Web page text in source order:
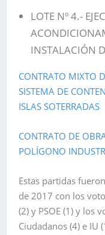
LOTE Nº 4.-
INSTALACIÓN
CONTRATO MIXTO
SISTEMA DE
ISLAS SOTERRADAS
CONTRATO DE
POLÍGONO
Estas partidas
de 2017 con los
(2) y PSOE (1) y los
Ciudadanos (4) e IU